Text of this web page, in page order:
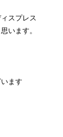
スプレス
います。
ます